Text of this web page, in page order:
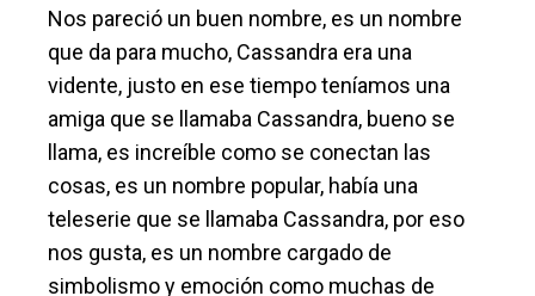
Nos pareció un buen nombre, es un nombre
que da para mucho, Cassandra era una
vidente, justo en ese tiempo teníamos una
amiga que se llamaba Cassandra, bueno se
llama, es increíble como se conectan las
cosas, es un nombre popular, había una
teleserie que se llamaba Cassandra, por eso
nos gusta, es un nombre cargado de
simbolismo y emoción como muchas de